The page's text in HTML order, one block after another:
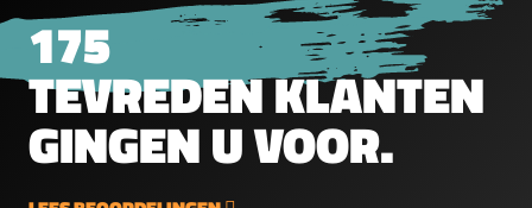
175
TEVREDEN KLANTEN
GINGEN U VOOR.